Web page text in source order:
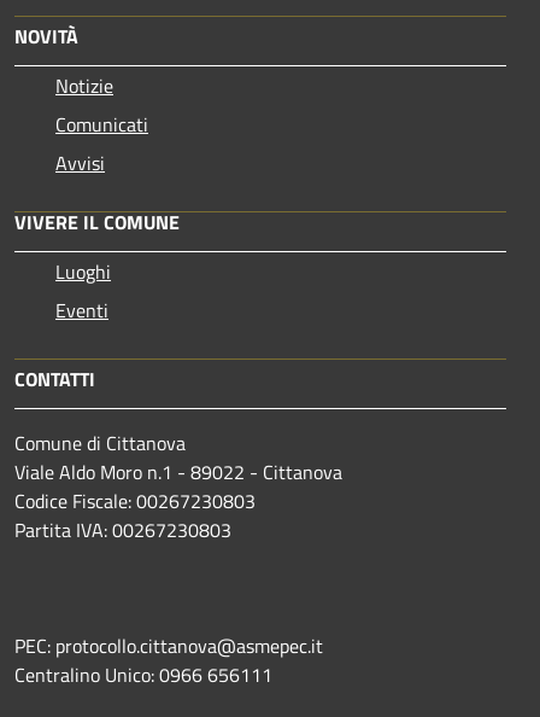
NOVITÀ
Notizie
Comunicati
Avvisi
VIVERE IL COMUNE
Luoghi
Eventi
CONTATTI
Comune di Cittanova
Viale Aldo Moro n.1 - 89022 - Cittanova
Codice Fiscale: 00267230803
Partita IVA: 00267230803
PEC: protocollo.cittanova@asmepec.it
Centralino Unico: 0966 656111